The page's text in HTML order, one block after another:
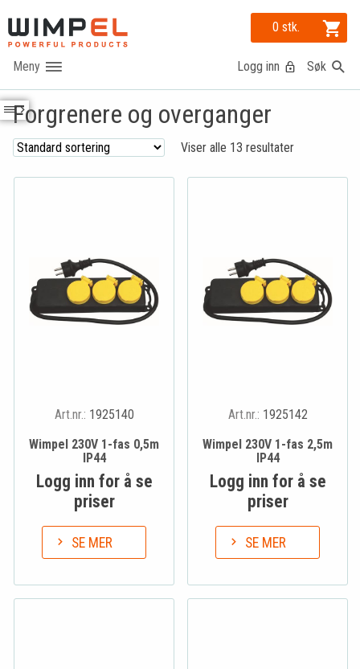
Søk
0 stk.
Logg inn
Forgrenere og overganger
Viser alle 13 resultater
Art.nr.: 1925140
Wimpel 230V 1-fas 0,5m
IP44
Logg inn for å se
priser
SE MER
Art.nr.: 1925142
Wimpel 230V 1-fas 2,5m
IP44
Logg inn for å se
priser
SE MER